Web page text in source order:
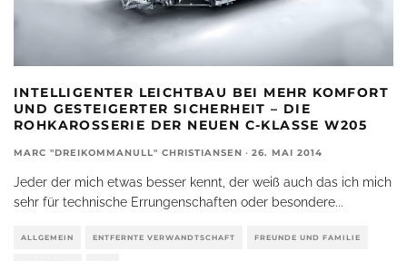
INTELLIGENTER LEICHTBAU BEI MEHR KOMFORT
UND GESTEIGERTER SICHERHEIT – DIE
ROHKAROSSERIE DER NEUEN C-KLASSE W205
MARC "DREIKOMMANULL" CHRISTIANSEN · 26. MAI 2014
Jeder der mich etwas besser kennt, der weiß auch das ich mich
sehr für technische Errungenschaften oder besondere...
ALLGEMEIN ENTFERNTE VERWANDTSCHAFT FREUNDE UND FAMILIE